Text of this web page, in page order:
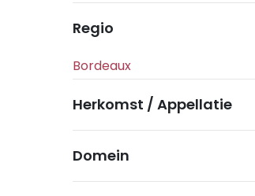
Regio
Herkomst / Appellatie
Domein